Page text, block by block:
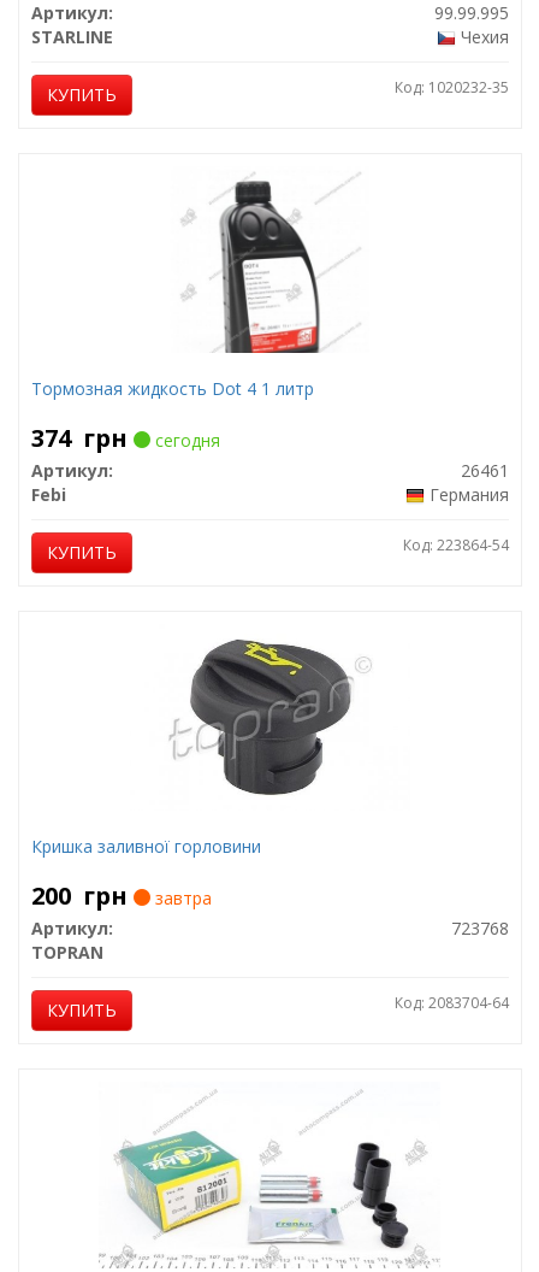
Артикул:
99.99.995
STARLINE
Чехия
КУПИТЬ Код: 1020232-35
Тормозная жидкость Dot 4 1 литр
374 грн
сегодня
Артикул:
26461
Febi
Германия
КУПИТЬ Код: 223864-54
Кришка заливної горловини
200 грн
завтра
Артикул:
723768
TOPRAN
КУПИТЬ Код: 2083704-64